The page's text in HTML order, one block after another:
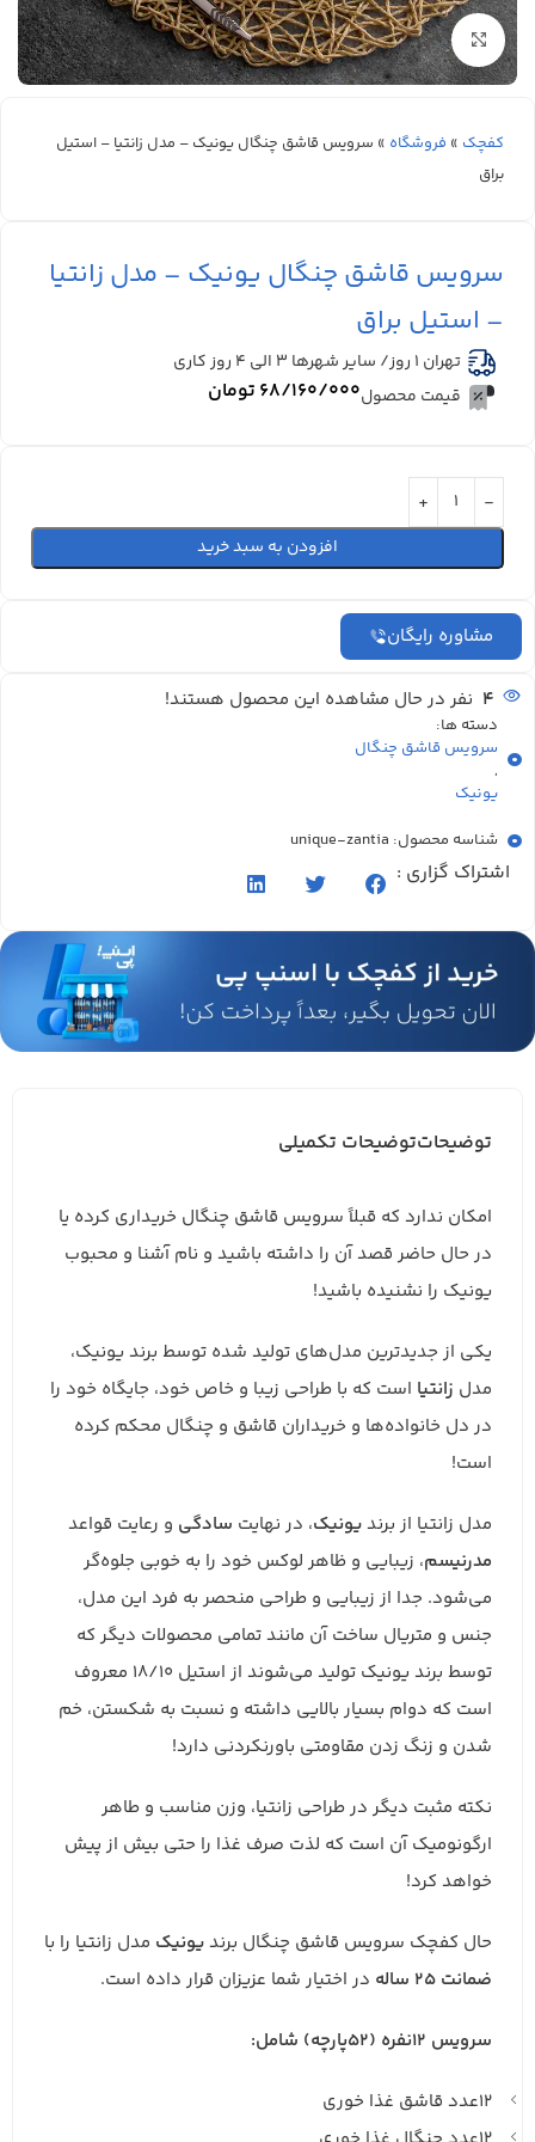
بزرگنمایی تصویر
کفچک » فروشگاه » سرویس قاشق چنگال یونیک – مدل زانتیا – استیل
براق
سرویس قاشق چنگال یونیک – مدل زانتیا
– استیل براق
تهران 1 روز/ سایر شهرها ۳ الی ۴ روز کاری
قیمت محصول۶۸/۱۶۰/۰۰۰ تومان
افزودن به سبد خرید
مشاوره رایگان
4 نفر در حال مشاهده این محصول هستند!
دسته ها:
سرویس قاشق چنگال
,
یونیک
شناسه محصول: unique-zantia
اشتراک گزاری :
توضیحاتتوضیحات تکمیلی
امکان ندارد که قبلاً سرویس قاشق چنگال خریداری کرده یا
در حال حاضر قصد آن را داشته باشید و نام آشنا و محبوب
یونیک را نشنیده باشید!
یکی از جدیدترین مدل‌های تولید شده توسط برند یونیک،
مدل زانتیا است که با طراحی زیبا و خاص خود، جایگاه خود را
در دل خانواده‌ها و خریداران قاشق و چنگال محکم کرده
است!
مدل زانتیا از برندیونیک، در نهایت سادگی و رعایت قواعد
مدرنیسم، زیبایی و ظاهر لوکس خود را به خوبی جلوه‌گر
می‌شود. جدا از زیبایی و طراحی منحصر به فرد این مدل،
جنس و متریال ساخت آن مانند تمامی محصولات دیگر که
توسط برند یونیک تولید می‌شوند از استیل 18/10 معروف
است که دوام بسیار بالایی داشته و نسبت به شکستن، خم
شدن و زنگ زدن مقاومتی باورنکردنی دارد!
نکته مثبت دیگر در طراحی زانتیا، وزن مناسب و طاهر
ارگونومیک آن است که لذت صرف غذا را حتی بیش از پیش
خواهد کرد!
حال کفچک سرویس قاشق چنگال برندیونیک مدل زانتیا را با
ضمانت 25 ساله در اختیار شما عزیزان قرار داده است.
سرویس 12نفره (52پارچه) شامل:
12عدد قاشق غذا خوری